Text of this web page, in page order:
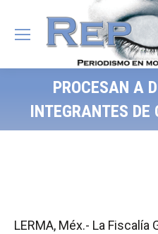
PROCESAN A
INTEGRANTES
LERMA, Méx.- La